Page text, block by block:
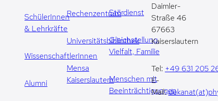
SchülerInnen
& Lehrkräfte
WissenschaftlerInnen
Alumni
Rechenzentrum
Universitätsbibliothek
Mensa
Kaiserslautern
Stördienst
Gleichstellung,
Vielfalt, Familie
Menschen mit
Beeinträchtigungen
Daimler-
Straße 46
67663
Kaiserslautern
Tel: +49 631 205
E-
Mail: